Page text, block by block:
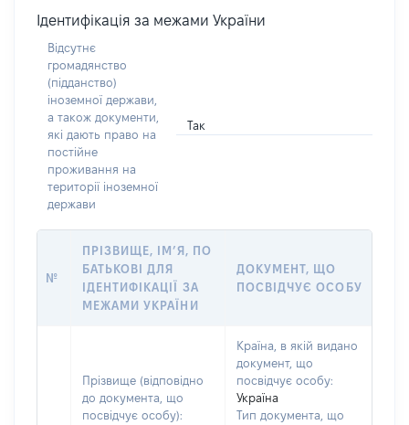
Ідентифікація за межами України
Відсутнє
громадянство
(підданство)
іноземної держави,
а також документи,
які дають право на
постійне
проживання на
території іноземної
держави
Так
№
ПРІЗВИЩЕ, ІМ’Я, ПО
БАТЬКОВІ ДЛЯ
ІДЕНТИФІКАЦІЇ ЗА
МЕЖАМИ УКРАЇНИ
ДОКУМЕНТ, ЩО
ПОСВІДЧУЄ ОСОБУ
Прізвище (відповідно
до документа, що
посвідчує особу):
Країна, в якій видано
документ, що
посвідчує особу:
Україна
Тип документа, що